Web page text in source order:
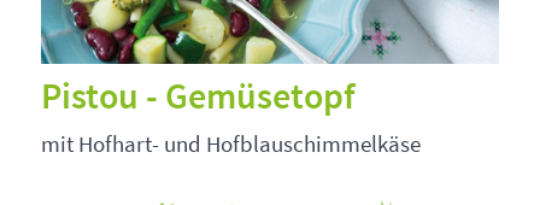
Pistou - Gemüsetopf
mit Hofhart- und Hofblauschimmelkäse